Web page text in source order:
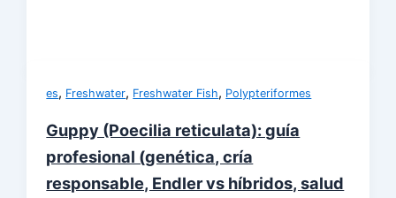
es, Freshwater, Freshwater Fish, Polypteriformes
Guppy (Poecilia reticulata): guía
profesional (genética, cría
responsable, Endler vs híbridos, salud